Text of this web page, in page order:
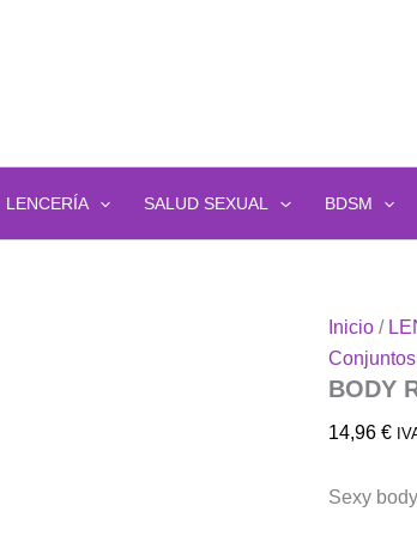
LENCERÍA SALUD SEXUAL BDSM
Inicio/
BODY
14,96 €
Sexy
BODY
REJILLA
ROJO
cantidad